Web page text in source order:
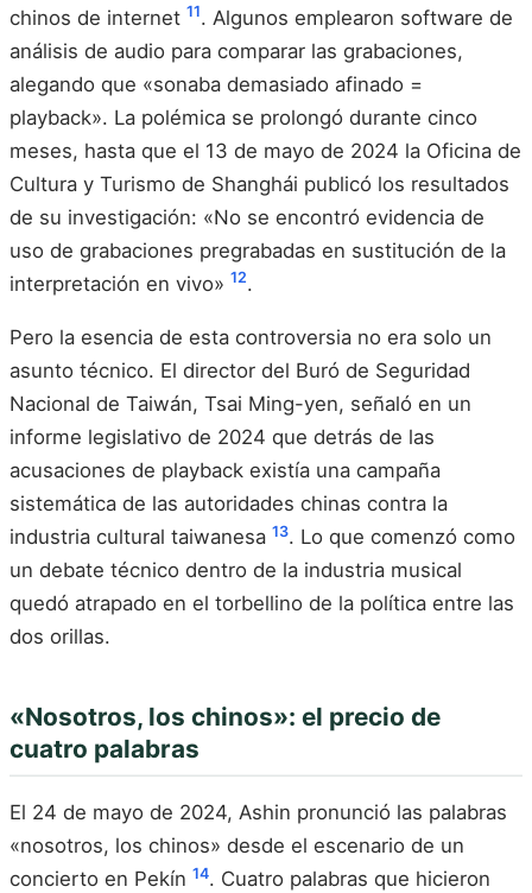
chinos de internet 11. Algunos emplearon software de
análisis de audio para comparar las grabaciones,
alegando que «sonaba demasiado afinado =
playback». La polémica se prolongó durante cinco
meses, hasta que el 13 de mayo de 2024 la Oficina de
Cultura y Turismo de Shanghái publicó los resultados
de su investigación: «No se encontró evidencia de
uso de grabaciones pregrabadas en sustitución de la
interpretación en vivo» 12.
Pero la esencia de esta controversia no era solo un
asunto técnico. El director del Buró de Seguridad
Nacional de Taiwán, Tsai Ming-yen, señaló en un
informe legislativo de 2024 que detrás de las
acusaciones de playback existía una campaña
sistemática de las autoridades chinas contra la
industria cultural taiwanesa 13. Lo que comenzó como
un debate técnico dentro de la industria musical
quedó atrapado en el torbellino de la política entre las
dos orillas.
«Nosotros, los chinos»: el precio de
cuatro palabras
El 24 de mayo de 2024, Ashin pronunció las palabras
«nosotros, los chinos» desde el escenario de un
concierto en Pekín 14. Cuatro palabras que hicieron